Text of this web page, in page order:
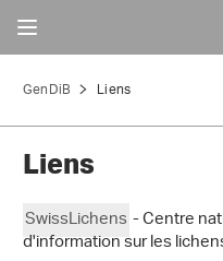
GenDiB Liens
Liens
SwissLichens- Centre
d'information sur les